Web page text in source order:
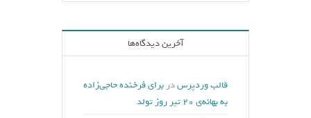
آخرین دیدگاه‌ها
قالب وردپرسدر برای فرخنده حاجی‌زاده
به بهانه‌ی ۲۰ تیر روز تولد